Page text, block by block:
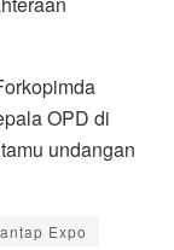
OPD di
undangan
Expo